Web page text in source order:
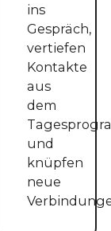
ins
Gespräch,
vertiefen
Kontakte
aus
dem
und
knüpfen
neue